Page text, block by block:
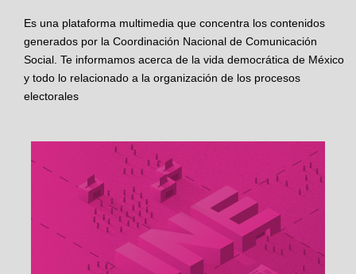
Es una plataforma multimedia que concentra los contenidos
generados por la Coordinación Nacional de Comunicación
Social. Te informamos acerca de la vida democrática de México
y todo lo relacionado a la organización de los procesos
electorales